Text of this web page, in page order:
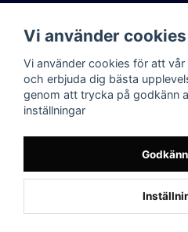
Powered by
Vi använder cookies
Vi använder cookies för att
och erbjuda dig bästa
genom att trycka på godkänn
inställningar